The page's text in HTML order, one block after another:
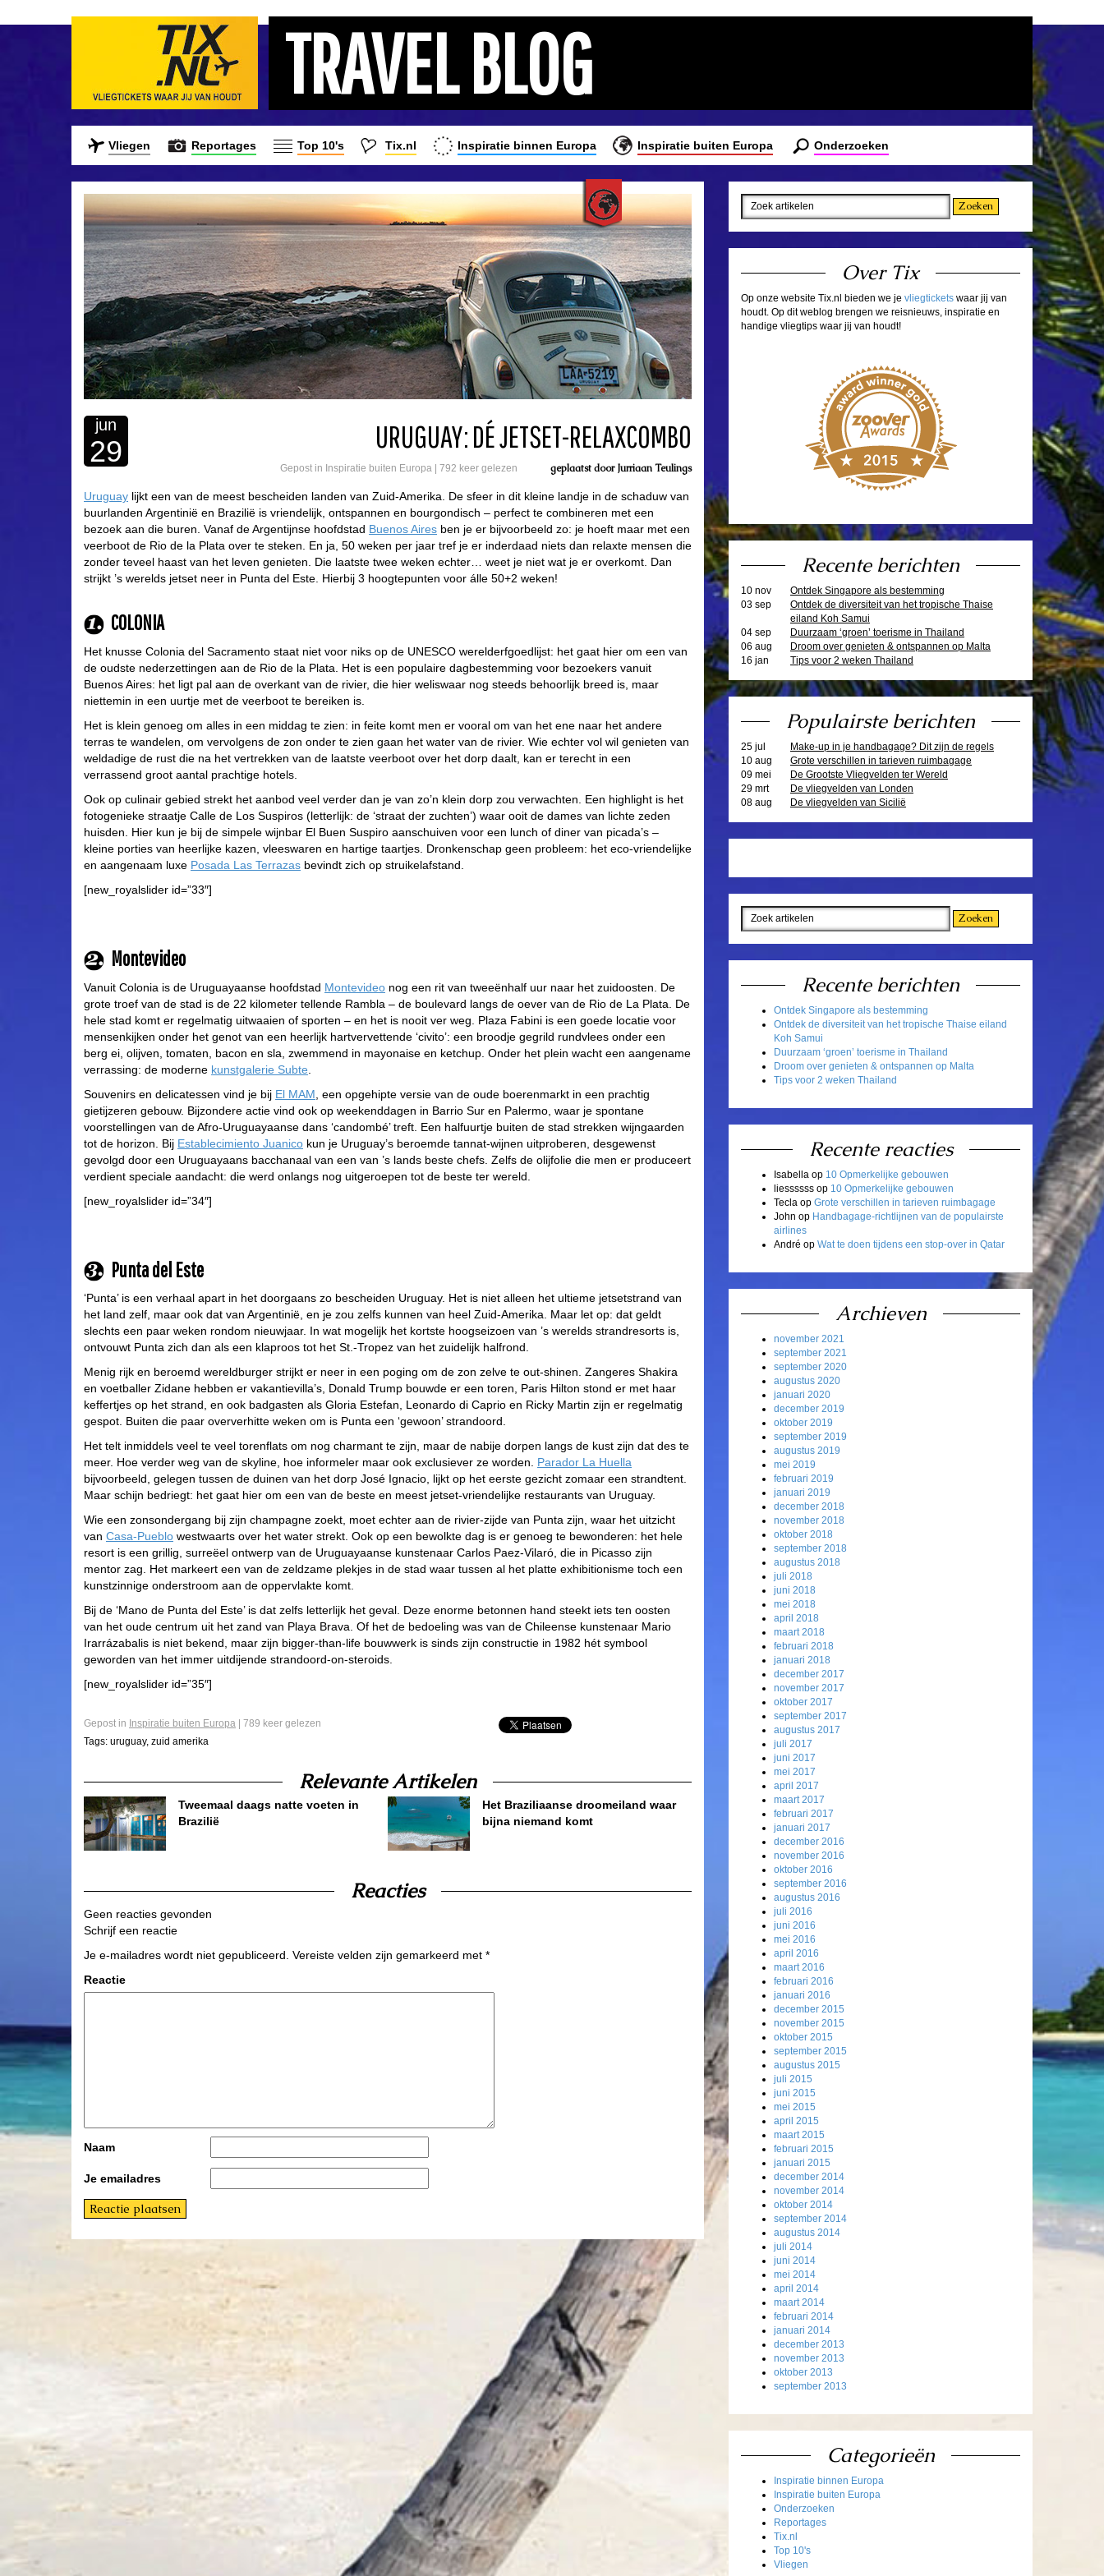
TRAVEL BLOG
Vliegen Reportages Top 10's Tix.nl Inspiratie binnen Europa Inspiratie buiten Europa Onderzoeken
jun
29 URUGUAY: DÉ JETSET-RELAXCOMBO
Gepost in Inspiratie buiten Europa 792 keer gelezen geplaatst doorJurriaan Teulings
Uruguay lijkt een van de meest bescheiden landen van Zuid-Amerika. De sfeer in dit kleine landje in de schaduw van
buurlanden Argentinië en Brazilië is vriendelijk, ontspannen en bourgondisch – perfect te combineren met een
bezoek aan die buren. Vanaf de Argentijnse hoofdstad Buenos Aires ben je er bijvoorbeeld zo: je hoeft maar met een
veerboot de Rio de la Plata over te steken. En ja, 50 weken per jaar tref je er inderdaad niets dan relaxte mensen die
zonder teveel haast van het leven genieten. Die laatste twee weken echter… weet je niet wat je er overkomt. Dan
strijkt ’s werelds jetset neer in Punta del Este. Hierbij 3 hoogtepunten voor álle 50+2 weken!
COLONIA
Het knusse Colonia del Sacramento staat niet voor niks op de UNESCO werelderfgoedlijst: het gaat hier om een van
de oudste nederzettingen aan de Rio de la Plata. Het is een populaire dagbestemming voor bezoekers vanuit
Buenos Aires: het ligt pal aan de overkant van de rivier, die hier weliswaar nog steeds behoorlijk breed is, maar
niettemin in een uurtje met de veerboot te bereiken is.
Het is klein genoeg om alles in een middag te zien: in feite komt men er vooral om van het ene naar het andere
terras te wandelen, om vervolgens de zon onder te zien gaan het water van de rivier. Wie echter vol wil genieten van
weldadige de rust die na het vertrekken van de laatste veerboot over het dorp daalt, kan er terecht in een
verrassend groot aantal prachtige hotels.
Ook op culinair gebied strekt het aanbod veel verder dan je van zo’n klein dorp zou verwachten. Een highlight is het
fotogenieke straatje Calle de Los Suspiros (letterlijk: de ‘straat der zuchten’) waar ooit de dames van lichte zeden
huisden. Hier kun je bij de simpele wijnbar El Buen Suspiro aanschuiven voor een lunch of diner van picada’s –
kleine porties van heerlijke kazen, vleeswaren en hartige taartjes. Dronkenschap geen probleem: het eco-vriendelijke
en aangenaam luxe Posada Las Terrazas bevindt zich op struikelafstand.
[new_royalslider id=”33″]
Montevideo
Vanuit Colonia is de Uruguayaanse hoofdstad Montevideo nog een rit van tweeënhalf uur naar het zuidoosten. De
grote troef van de stad is de 22 kilometer tellende Rambla – de boulevard langs de oever van de Rio de La Plata. De
hele stad komt er regelmatig uitwaaien of sporten – en het is nooit ver weg. Plaza Fabini is een goede locatie voor
mensenkijken onder het genot van een heerlijk hartvervettende ‘civito’: een broodje gegrild rundvlees onder een
berg ei, olijven, tomaten, bacon en sla, zwemmend in mayonaise en ketchup. Onder het plein wacht een aangename
verrassing: de moderne kunstgalerie Subte
Souvenirs en delicatessen vind je bij El MAM , een opgehipte versie van de oude boerenmarkt in een prachtig
gietijzeren gebouw. Bijzondere actie vind ook op weekenddagen in Barrio Sur en Palermo, waar je spontane
voorstellingen van de Afro-Uruguayaanse dans ‘candombé’ treft. Een halfuurtje buiten de stad strekken wijngaarden
tot de horizon. Bij Establecimiento Juanico kun je Uruguay’s beroemde tannat-wijnen uitproberen, desgewenst
gevolgd door een Uruguayaans bacchanaal van een van ’s lands beste chefs. Zelfs de olijfolie die men er produceert
verdient speciale aandacht: die werd onlangs nog uitgeroepen tot de beste ter wereld.
[new_royalslider id=”34″]
Punta del Este
‘Punta’ is een verhaal apart in het doorgaans zo bescheiden Uruguay. Het is niet alleen het ultieme jetsetstrand van
het land zelf, maar ook dat van Argentinië, en je zou zelfs kunnen van heel Zuid-Amerika. Maar let op: dat geldt
slechts een paar weken rondom nieuwjaar. In wat mogelijk het kortste hoogseizoen van ’s werelds strandresorts is,
ontvouwt Punta zich dan als een klaproos tot het St.-Tropez van het zuidelijk halfrond.
Menig rijk en beroemd wereldburger strijkt er neer in een poging om de zon zelve te out-shinen. Zangeres Shakira
en voetballer Zidane hebben er vakantievilla’s, Donald Trump bouwde er een toren, Paris Hilton stond er met haar
keffertjes op het strand, en ook badgasten als Gloria Estefan, Leonardo di Caprio en Ricky Martin zijn er regelmatig
gespot. Buiten die paar oververhitte weken om is Punta een ‘gewoon’ strandoord.
Het telt inmiddels veel te veel torenflats om nog charmant te zijn, maar de nabije dorpen langs de kust zijn dat des te
meer. Hoe verder weg van de skyline, hoe informeler maar ook exclusiever ze worden. Parador La Huella
bijvoorbeeld, gelegen tussen de duinen van het dorp José Ignacio, lijkt op het eerste gezicht zomaar een strandtent.
Maar schijn bedriegt: het gaat hier om een van de beste en meest jetset-vriendelijke restaurants van Uruguay.
Wie een zonsondergang bij zijn champagne zoekt, moet echter aan de rivier-zijde van Punta zijn, waar het uitzicht
van Casa-Pueblo westwaarts over het water strekt. Ook op een bewolkte dag is er genoeg te bewonderen: het hele
resort is een grillig, surreëel ontwerp van de Uruguayaanse kunstenaar Carlos Paez-Vilaró, die in Picasso zijn
mentor zag. Het markeert een van de zeldzame plekjes in de stad waar tussen al het platte exhibitionisme toch een
kunstzinnige onderstroom aan de oppervlakte komt.
Bij de ‘Mano de Punta del Este’ is dat zelfs letterlijk het geval. Deze enorme betonnen hand steekt iets ten oosten
van het oude centrum uit het zand van Playa Brava. Of het de bedoeling was van de Chileense kunstenaar Mario
Irarrázabalis is niet bekend, maar zijn bigger-than-life bouwwerk is sinds zijn constructie in 1982 hét symbool
geworden van het immer uitdijende strandoord-on-steroids.
[new_royalslider id=”35″]
Gepost in Inspiratie buiten Europa | 789 keer gelezen
Tags: uruguay, zuid amerika
Relevante Artikelen
Tweemaal daags natte voeten in
Brazilië
Het Braziliaanse droomeiland waar
bijna niemand komt
Reacties
Geen reacties gevonden
Schrijf een reactie
Je e-mailadres wordt niet gepubliceerd. Vereiste velden zijn gemarkeerd met *
Reactie
Naam
Je emailadres
Over Tix
Op onze website Tix.nl bieden we je vliegtickets waar jij van
houdt. Op dit weblog brengen we reisnieuws, inspiratie en
handige vliegtips waar jij van houdt!
Recente berichten
10 nov
Ontdek Singapore als bestemming
03 sep
Ontdek de diversiteit van het tropische Thaise
eiland Koh Samui
04 sep
Duurzaam ‘groen’ toerisme in Thailand
06 aug
Droom over genieten & ontspannen op Malta
16 jan
Tips voor 2 weken Thailand
Populairste berichten
25 jul
Make-up in je handbagage? Dit zijn de regels
10 aug
Grote verschillen in tarieven ruimbagage
09 mei
De Grootste Vliegvelden ter Wereld
29 mrt
De vliegvelden van Londen
08 aug
De vliegvelden van Sicilië
Recente berichten
Ontdek Singapore als bestemming
Ontdek de diversiteit van het tropische Thaise eiland
Koh Samui
Duurzaam ‘groen’ toerisme in Thailand
Droom over genieten & ontspannen op Malta
Tips voor 2 weken Thailand
Recente reacties
Isabella op 10 Opmerkelijke gebouwen
liessssss op 10 Opmerkelijke gebouwen
Tecla op Grote verschillen in tarieven ruimbagage
John op Handbagage-richtlijnen van de populairste
airlines
André op Wat te doen tijdens een stop-over in Qatar
Archieven
november 2021
september 2021
september 2020
augustus 2020
januari 2020
december 2019
oktober 2019
september 2019
augustus 2019
mei 2019
februari 2019
januari 2019
december 2018
november 2018
oktober 2018
september 2018
augustus 2018
juli 2018
juni 2018
mei 2018
april 2018
maart 2018
februari 2018
januari 2018
december 2017
november 2017
oktober 2017
september 2017
augustus 2017
juli 2017
juni 2017
mei 2017
april 2017
maart 2017
februari 2017
januari 2017
december 2016
november 2016
oktober 2016
september 2016
augustus 2016
juli 2016
juni 2016
mei 2016
april 2016
maart 2016
februari 2016
januari 2016
december 2015
november 2015
oktober 2015
september 2015
augustus 2015
juli 2015
juni 2015
mei 2015
april 2015
maart 2015
februari 2015
januari 2015
december 2014
november 2014
oktober 2014
september 2014
augustus 2014
juli 2014
juni 2014
mei 2014
april 2014
maart 2014
februari 2014
januari 2014
december 2013
november 2013
oktober 2013
september 2013
Categorieën
Inspiratie binnen Europa
Inspiratie buiten Europa
Onderzoeken
Reportages
Tix.nl
Top 10's
Vliegen